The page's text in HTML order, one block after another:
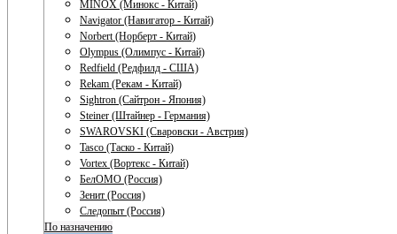
MINOX (Минокс - Китай)
Navigator (Навигатор - Китай)
Norbert (Норберт - Китай)
Olympus (Олимпус - Китай)
Redfield (Редфилд - США)
Rekam (Рекам - Китай)
Sightron (Сайтрон - Япония)
Steiner (Штайнер - Германия)
SWAROVSKI (Сваровски - Австрия)
Tasco (Таско - Китай)
Vortex (Вортекс - Китай)
БелОМО (Россия)
Зенит (Россия)
Следопыт (Россия)
По назначению